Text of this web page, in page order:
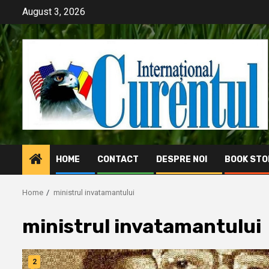
content
August 3, 2026
HOME CONTACT DESPRE NOI BOOK
Home ministrul invatamantului
ministrul invatamantului
2